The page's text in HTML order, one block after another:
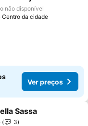
aos favoritos
não disponível
Centro da cidade
Ver preços
aos favoritos
Sassa
3